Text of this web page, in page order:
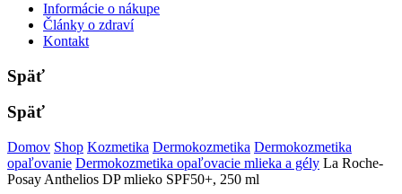
Informácie o nákupe
Články o zdraví
Kontakt
Späť
Späť
Domov Shop Kozmetika Dermokozmetika Dermokozmetika
opaľovanie Dermokozmetika opaľovacie mlieka a gély La Roche-
Posay Anthelios DP mlieko SPF50+, 250 ml